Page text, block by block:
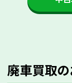
かを確認する
人気の車種は廃
廃車買取